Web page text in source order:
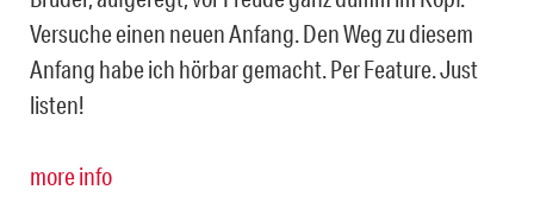
Versuche einen neuen Anfang. Den Weg zu diesem
Anfang habe ich hörbar gemacht. Per Feature. Just
listen!
more info